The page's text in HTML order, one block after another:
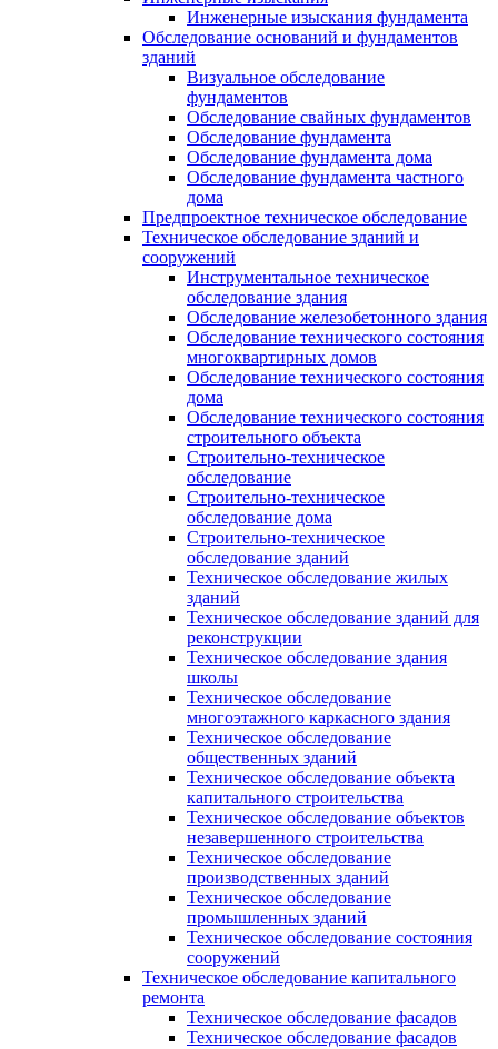
Инженерные изыскания фундамента
Обследование оснований и фундаментов
зданий
Визуальное обследование
фундаментов
Обследование свайных фундаментов
Обследование фундамента
Обследование фундамента дома
Обследование фундамента частного
дома
Предпроектное техническое обследование
Техническое обследование зданий и
сооружений
Инструментальное техническое
обследование здания
Обследование железобетонного здания
Обследование технического состояния
многоквартирных домов
Обследование технического состояния
дома
Обследование технического состояния
строительного объекта
Строительно-техническое
обследование
Строительно-техническое
обследование дома
Строительно-техническое
обследование зданий
Техническое обследование жилых
зданий
Техническое обследование зданий для
реконструкции
Техническое обследование здания
школы
Техническое обследование
многоэтажного каркасного здания
Техническое обследование
общественных зданий
Техническое обследование объекта
капитального строительства
Техническое обследование объектов
незавершенного строительства
Техническое обследование
производственных зданий
Техническое обследование
промышленных зданий
Техническое обследование состояния
сооружений
Техническое обследование капитального
ремонта
Техническое обследование фасадов
Техническое обследование фасадов